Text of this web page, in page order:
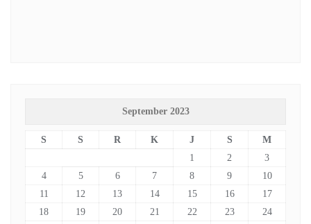
September 2023
S S R K J S
M
1
2
3
4
5 6 7 8 9
10
11
12 13 14 15 16
17
18
19 20 21 22 23
24